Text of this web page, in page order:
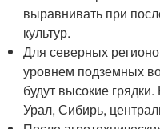
выравнивать при
культур.
Для северных
уровнем подземных
будут высокие
Урал, Сибирь,